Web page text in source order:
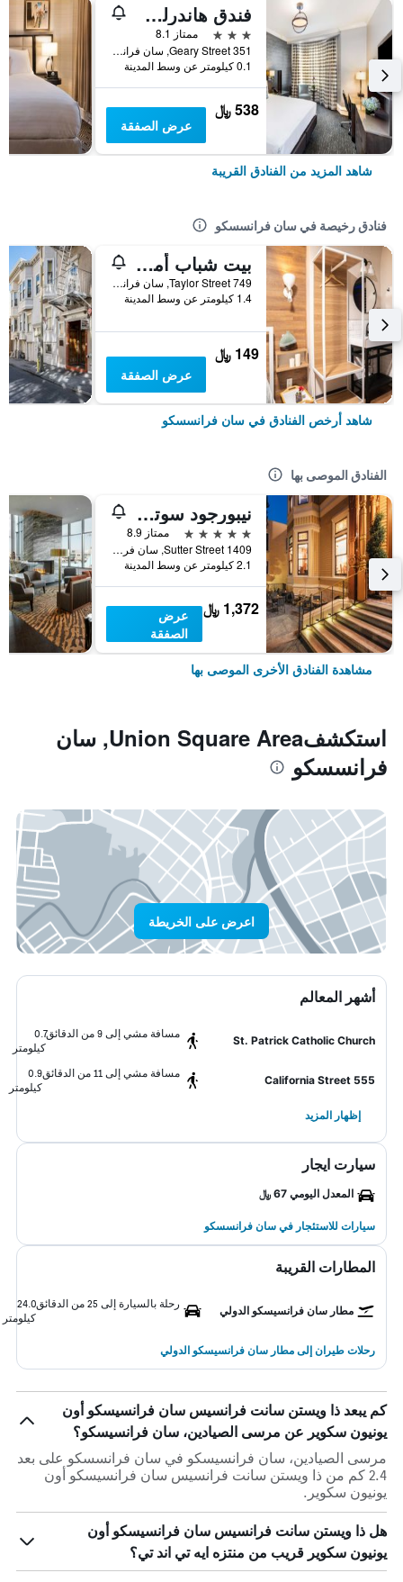
فندق هاندرلي يونيون سكوير
3 نجوم
ممتاز 8.1
351 Geary Street, سان فرانسسكو, CA, الولايات المتحدة الأميريكية
0.1 كيلومتر عن وسط المدينة
538 ﷼
عرض الصفقة
شاهد المزيد من الفنادق القريبة
فنادق رخيصة في سان فرانسسكو
بيت شباب أمستردام
749 Taylor Street, سان فرانسسكو, CA, الولايات المتحدة الأميريكية
1.4 كيلومتر عن وسط المدينة
149 ﷼
عرض الصفقة
شاهد أرخص الفنادق في سان فرانسسكو
الفنادق الموصى بها
نيبورجود سوتر مانشن
5 نجوم
ممتاز 8.9
1409 Sutter Street, سان فرانسسكو, CA, الولايات المتحدة الأميريكية
2.1 كيلومتر عن وسط المدينة
1,372 ﷼
عرض
الصفقة
مشاهدة الفنادق الأخرى الموصى بها
استكشفUnion Square Area, سان
فرانسسكو
اعرض على الخريطة
أشهر المعالم
St. Patrick Catholic Church
مسافة مشي إلى 9 من الدقائق
0.7
كيلومتر
555 California Street
مسافة مشي إلى 11 من الدقائق
0.9
كيلومتر
إظهار المزيد
سيارت ايجار
المعدل اليومي 67 ﷼
سيارات للاستئجار في سان فرانسسكو
المطارات القريبة
مطار سان فرانسيسكو الدولي
رحلة بالسيارة إلى 25 من الدقائق
24.0
كيلومتر
رحلات طيران إلى مطار سان فرانسيسكو الدولي
كم يبعد ذا ويستن سانت فرانسيس سان فرانسيسكو أون
يونيون سكوير عن مرسى الصيادين، سان فرانسيسكو؟
مرسى الصيادين، سان فرانسيسكو في سان فرانسسكو على بعد
2.4 كم من ذا ويستن سانت فرانسيس سان فرانسيسكو أون
يونيون سكوير.
هل ذا ويستن سانت فرانسيس سان فرانسيسكو أون
يونيون سكوير قريب من منتزه ايه تي اند تي؟